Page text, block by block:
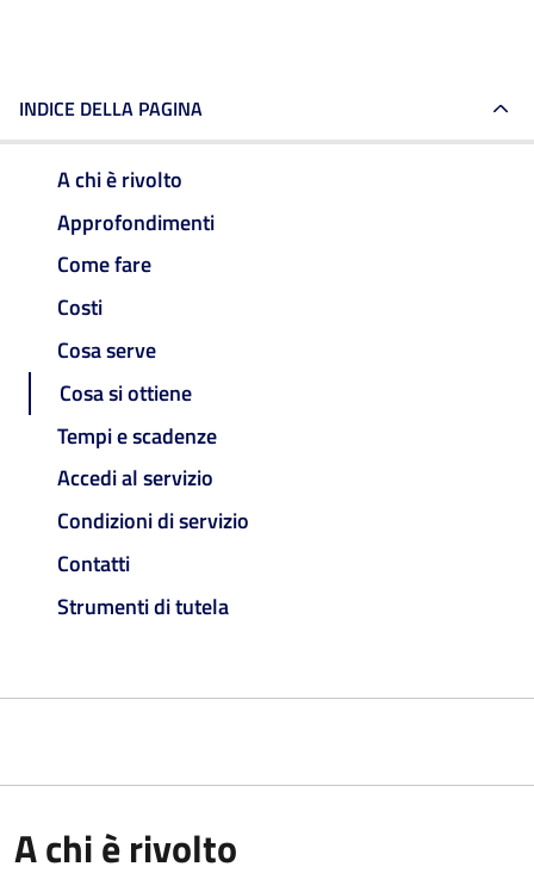
INDICE DELLA PAGINA
A chi è rivolto
Approfondimenti
Come fare
Costi
Cosa serve
Cosa si ottiene
Tempi e scadenze
Accedi al servizio
Condizioni di servizio
Contatti
Strumenti di tutela
A chi è rivolto